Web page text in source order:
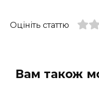
Оцініть статтю
Вам також